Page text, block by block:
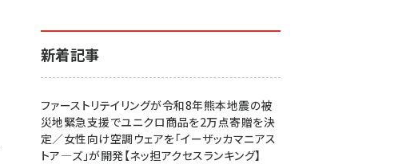
新着記事
ファーストリテイリングが令和8年熊本地震の被
災地緊急支援でユニクロ商品を2万点寄贈を決
定／女性向け空調ウェアを「イーザッカマニアス
トア―ズ」が開発【ネッ担アクセスランキング】